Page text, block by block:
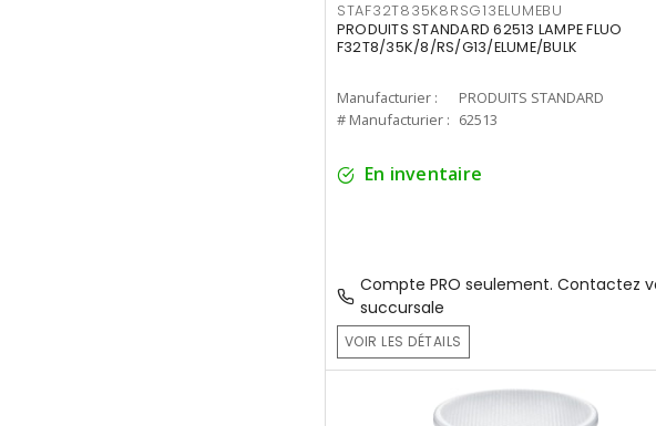
STAF32T835K8RSG13ELUMEBU
PRODUITS STANDARD 62513 LAMPE FLUO
F32T8/35K/8/RS/G13/ELUME/BULK
Manufacturier :
PRODUITS STANDARD
# Manufacturier : 62513
En inventaire
Compte PRO seulement. Contactez
succursale
VOIR LES DÉTAILS